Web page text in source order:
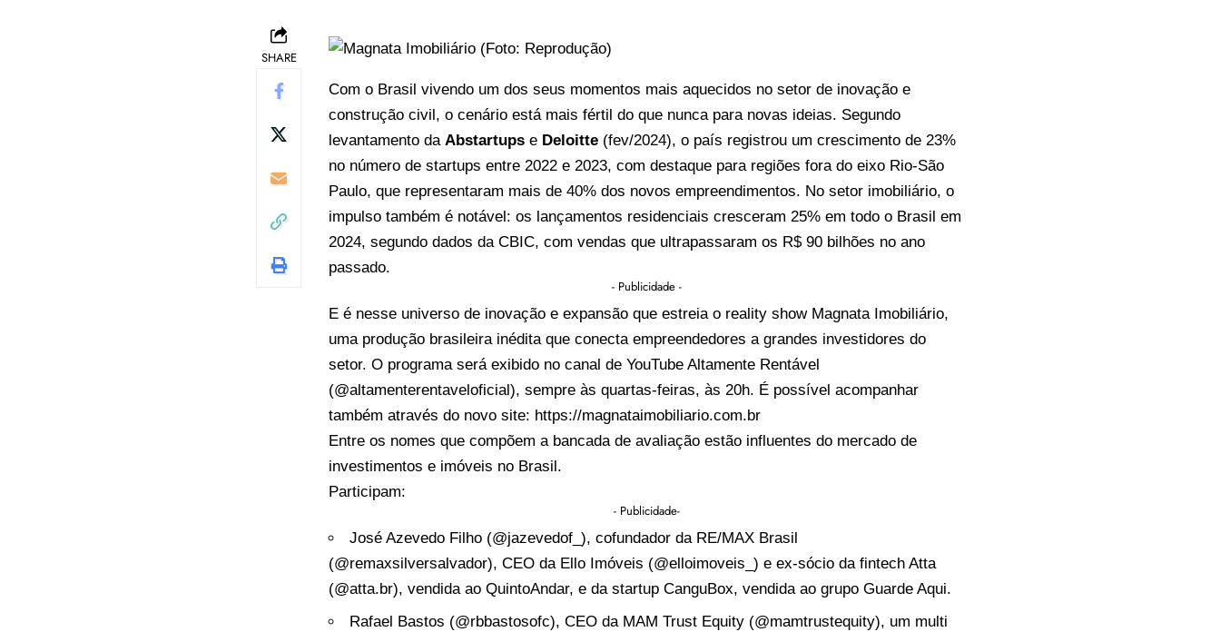
SHARE
Com o Brasil vivendo um dos seus momentos mais aquecidos no setor de inovação e
construção civil, o cenário está mais fértil do que nunca para novas ideias. Segundo
levantamento da Abstartups e Deloitte (fev/2024), o país registrou um crescimento de 23%
no número de startups entre 2022 e 2023, com destaque para regiões fora do eixo Rio-São
Paulo, que representaram mais de 40% dos novos empreendimentos. No setor imobiliário, o
impulso também é notável: os lançamentos residenciais cresceram 25% em todo o Brasil em
2024, segundo dados da CBIC, com vendas que ultrapassaram os R$ 90 bilhões no ano
passado.
- Publicidade -
E é nesse universo de inovação e expansão que estreia o reality show Magnata Imobiliário,
uma produção brasileira inédita que conecta empreendedores a grandes investidores do
setor. O programa será exibido no canal de YouTube Altamente Rentável
(@altamenterentaveloficial), sempre às quartas-feiras, às 20h. É possível acompanhar
também através do novo site: https://magnataimobiliario.com.br
Entre os nomes que compõem a bancada de avaliação estão influentes do mercado de
investimentos e imóveis no Brasil.
Participam:
- Publicidade-
José Azevedo Filho (@jazevedof_), cofundador da RE/MAX Brasil
(@remaxsilversalvador), CEO da Ello Imóveis (@elloimoveis_) e ex-sócio da fintech Atta
(@atta.br), vendida ao QuintoAndar, e da startup CanguBox, vendida ao grupo Guarde Aqui.
⁠Rafael Bastos (@rbbastosofc), CEO da MAM Trust Equity (@mamtrustequity), um multi